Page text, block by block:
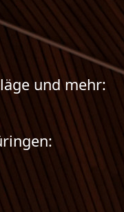
und mehr: